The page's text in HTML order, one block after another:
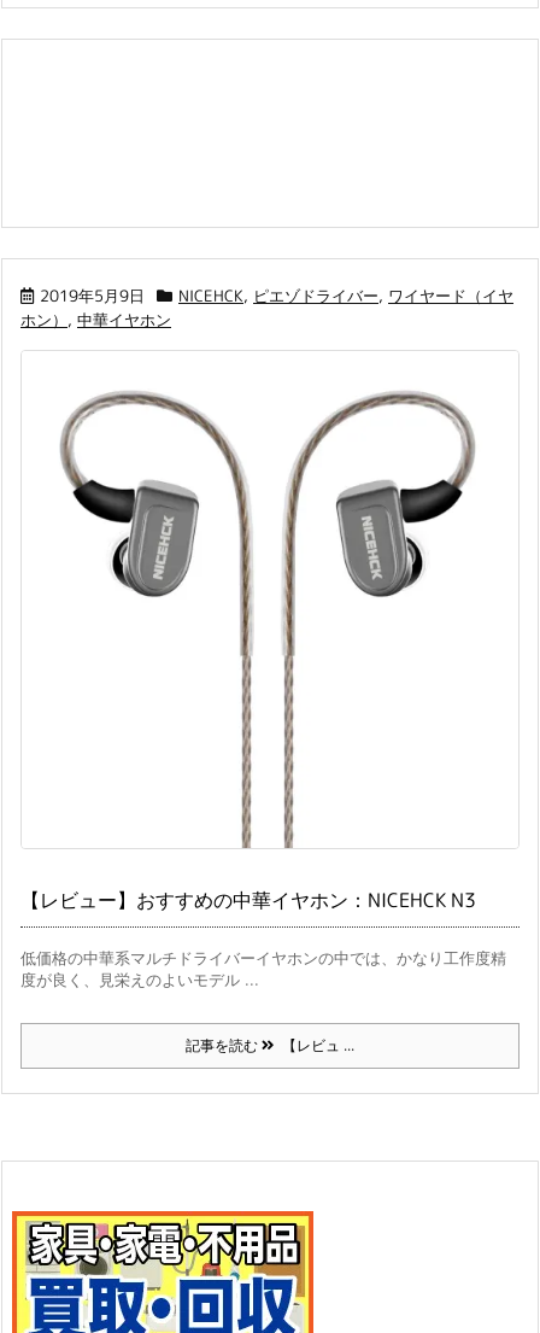
2019年5月9日 NICEHCK, ピエゾドライバー, ワイヤード（イヤ
ホン） , 中華イヤホン
【レビュー】おすすめの中華イヤホン：NICEHCK N3
低価格の中華系マルチドライバーイヤホンの中では、かなり工作度精
度が良く、見栄えのよいモデル ...
記事を読む 【レビュ ...